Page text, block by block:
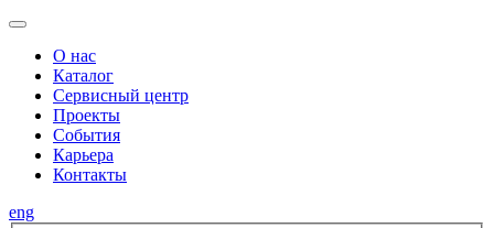
O нас
Каталог
Сервисный центр
Проекты
События
Карьера
Контакты
eng